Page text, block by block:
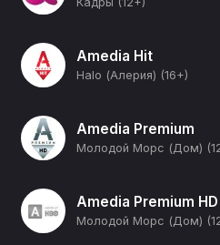
Amedia Hit
Halo (Алерия) (16+)
Amedia Premium
Молодой Морс (Дом)
Amedia Premium HD
Молодой Морс (Дом)